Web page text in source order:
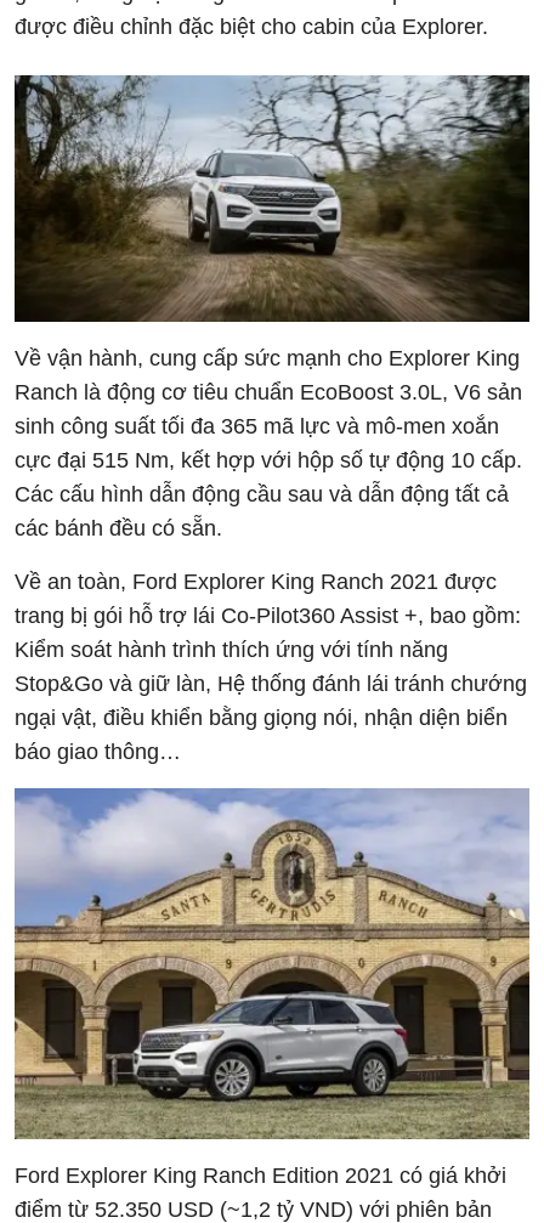
được điều chỉnh đặc biệt cho cabin của Explorer.
Về vận hành, cung cấp sức mạnh cho Explorer King
Ranch là động cơ tiêu chuẩn EcoBoost 3.0L, V6 sản
sinh công suất tối đa 365 mã lực và mô-men xoắn
cực đại 515 Nm, kết hợp với hộp số tự động 10 cấp.
Các cấu hình dẫn động cầu sau và dẫn động tất cả
các bánh đều có sẵn.
Về an toàn, Ford Explorer King Ranch 2021 được
trang bị gói hỗ trợ lái Co-Pilot360 Assist +, bao gồm:
Kiểm soát hành trình thích ứng với tính năng
Stop&Go và giữ làn, Hệ thống đánh lái tránh chướng
ngại vật, điều khiển bằng giọng nói, nhận diện biển
báo giao thông…
Ford Explorer King Ranch Edition 2021 có giá khởi
điểm từ 52.350 USD (~1,2 tỷ VND) với phiên bản